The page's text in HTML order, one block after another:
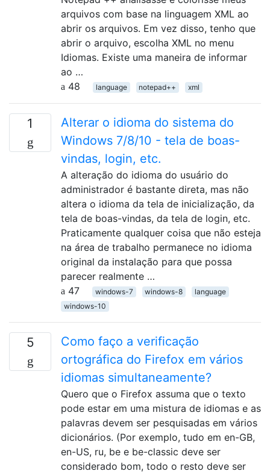
arquivos com base na linguagem XML ao
abrir os arquivos. Em vez disso, tenho que
abrir o arquivo, escolha XML no menu
Idiomas. Existe uma maneira de informar
ao …
48
language notepad++ xml
1
Alterar o idioma do sistema do
Windows 7/8/10 - tela de boas-
vindas, login, etc.
A alteração do idioma do usuário do
administrador é bastante direta, mas não
altera o idioma da tela de inicialização, da
tela de boas-vindas, da tela de login, etc.
Praticamente qualquer coisa que não esteja
na área de trabalho permanece no idioma
original da instalação para que possa
parecer realmente …
47
windows-7 windows-8
language
windows-10
5
Como faço a verificação
ortográfica do Firefox em vários
idiomas simultaneamente?
Quero que o Firefox assuma que o texto
pode estar em uma mistura de idiomas e as
palavras devem ser pesquisadas em vários
dicionários. (Por exemplo, tudo em en-GB,
en-US, ru, be e be-classic deve ser
considerado bom, todo o resto deve ser